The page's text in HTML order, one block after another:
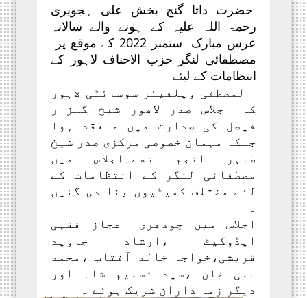
حضرت داتا گنج بخش علی ہجویری
رحمۃ اللہ علیہ کے ہونے والے سالانہ
عرس مبارک ستمبر 2022 کے موقع پر
مصطفائی لنگر حزب الاحناف لاہور کے
انتظامات کے لیئے
المصطفی ویلفیئر سوسائٹی لاہور
کا اجلاس صدر لاھور شیخ گلزار
فیصل کی صدارت میں منعقد ہوا
جبکہ مہمان خصوصی مرکزی صدر شیخ
طاہر انجم تھے۔اجلاس میں
مصطفائی لنگر کے انتظامات کے
لئے مختلف کمیٹیوں بنا دی گئیں
۔
اجلاس میں چودھری اعجاز فقہی
ایڈوکیٹ ،ارشاد جاوید
قریشی،خواجہ خالد آفتاب ،محمد
علی خان ،سید تسلیم شاہ اور
دیگر زمہ داران شریک ہوئے ۔